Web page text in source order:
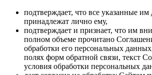
подтверждает, что все указанные
принадлежат лично ему,
подтверждает и признает, что им
полном объеме прочитано
обработки его персональных
полях форм обратной связи, текст
условия обработки персональных